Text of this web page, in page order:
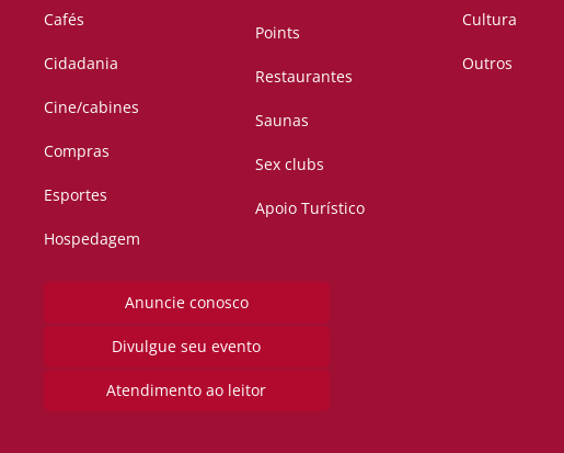
Cafés
Cidadania
Cine/cabines
Compras
Esportes
Hospedagem
Points
Restaurantes
Saunas
Sex clubs
Apoio Turístico
Anuncie conosco
Divulgue seu evento
Atendimento ao leitor
Cultura
Outros